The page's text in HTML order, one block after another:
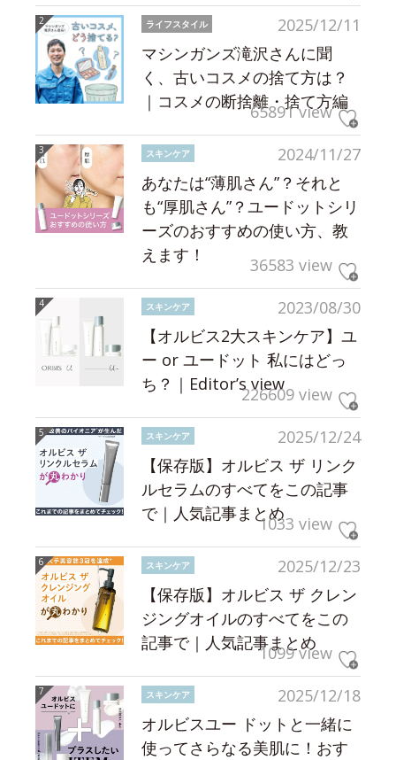
2025/12/11
ライフスタイル
マシンガンズ滝沢さんに聞
く、古いコスメの捨て方は？
｜コスメの断捨離・捨て方編
65891 view
2024/11/27
スキンケア
あなたは“薄肌さん”？それと
も“厚肌さん”？ユードットシリ
ーズのおすすめの使い方、教
えます！
36583 view
2023/08/30
スキンケア
【オルビス2大スキンケア】ユ
ー or ユードット 私にはどっ
ち？｜Editor’s view226609 view
2025/12/24
スキンケア
【保存版】オルビス ザ リンク
ルセラムのすべてをこの記事
で｜人気記事まとめ1033 view
2025/12/23
スキンケア
【保存版】オルビス ザ クレン
ジングオイルのすべてをこの
記事で｜人気記事まとめ
1099 view
2025/12/18
スキンケア
オルビスユー ドットと一緒に
使ってさらなる美肌に！おす